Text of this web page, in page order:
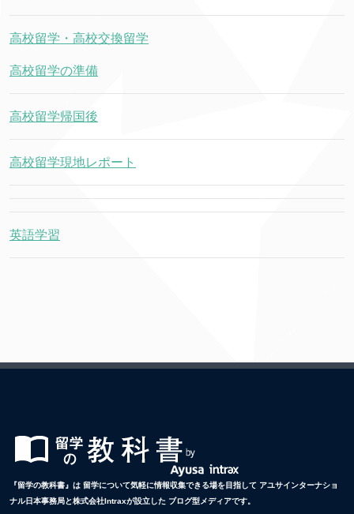
高校留学・高校交換留学
高校留学の準備
高校留学帰国後
高校留学現地レポート
英語学習
『留学の教科書』は 留学について気軽に情報収集できる場を目指して アユサインターナショ
ナル日本事務局と株式会社Intraxが設立した ブログ型メディアです。